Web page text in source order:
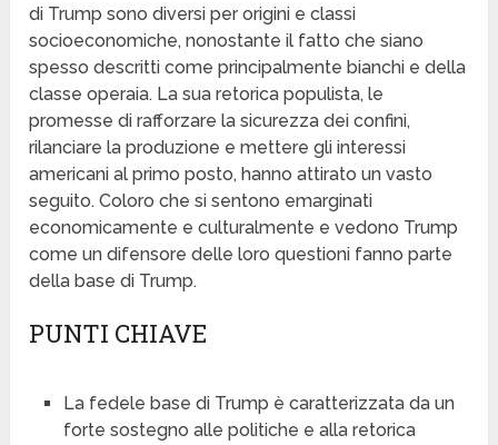
di Trump sono diversi per origini e classi
socioeconomiche, nonostante il fatto che siano
spesso descritti come principalmente bianchi e della
classe operaia. La sua retorica populista, le
promesse di rafforzare la sicurezza dei confini,
rilanciare la produzione e mettere gli interessi
americani al primo posto, hanno attirato un vasto
seguito. Coloro che si sentono emarginati
economicamente e culturalmente e vedono Trump
come un difensore delle loro questioni fanno parte
della base di Trump.
PUNTI CHIAVE
La fedele base di Trump è caratterizzata da un
forte sostegno alle politiche e alla retorica